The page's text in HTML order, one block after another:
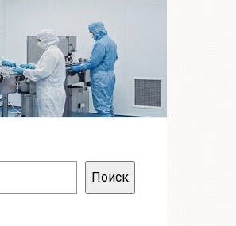
Поиск